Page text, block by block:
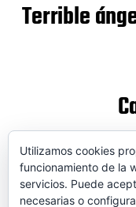
Terrible
Utilizamos cookies
funcionamiento de la
servicios. Puede
necesarias o